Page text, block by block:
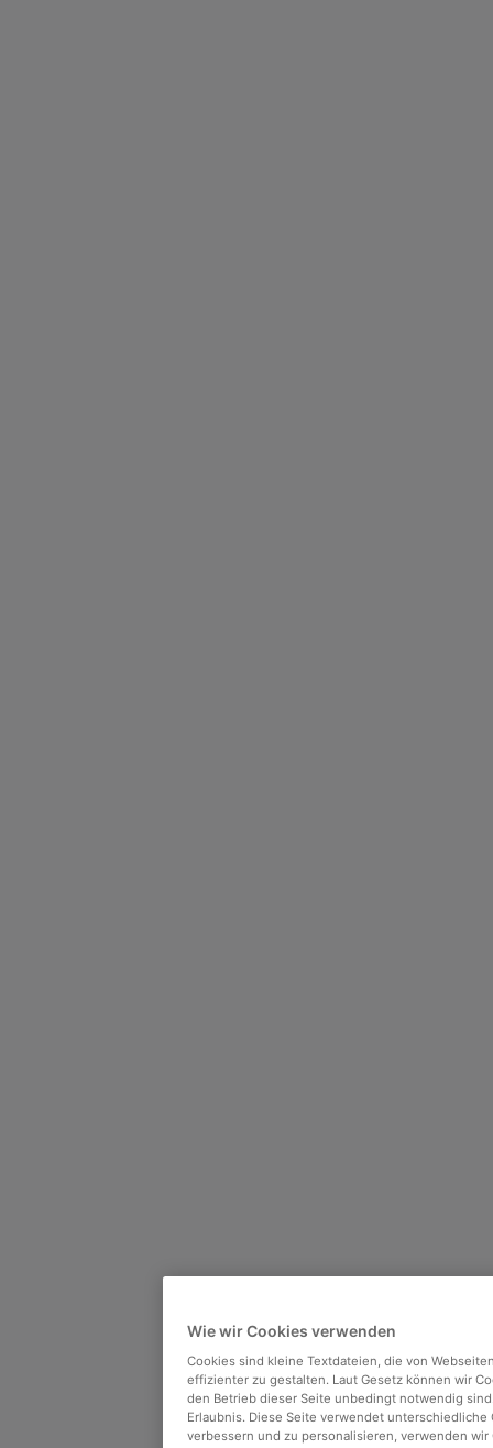
Wie wir Cookies verwenden
Cookies sind kleine Textdateien, die von
effizienter zu gestalten. Laut Gesetz können wir
den Betrieb dieser Seite unbedingt notwendig
Erlaubnis. Diese Seite verwendet
verbessern und zu personalisieren, verwenden